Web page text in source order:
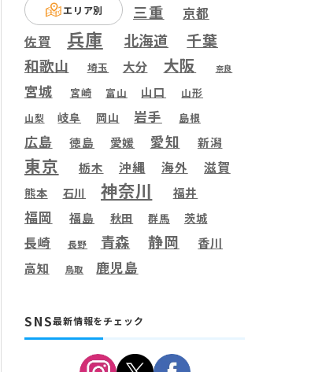
エリア別 三重 京都
佐賀 兵庫 北海道 千葉
和歌山 埼玉 大分 大阪 奈良
宮城 宮崎 富山 山口 山形
山梨 岐阜 岡山 岩手 島根
広島 徳島 愛媛 愛知 新潟
東京 栃木 沖縄 海外 滋賀
熊本 石川 神奈川 福井
福岡 福島 秋田 群馬 茨城
長崎 長野 青森 静岡 香川
高知 鳥取 鹿児島
SNS最新情報をチェック